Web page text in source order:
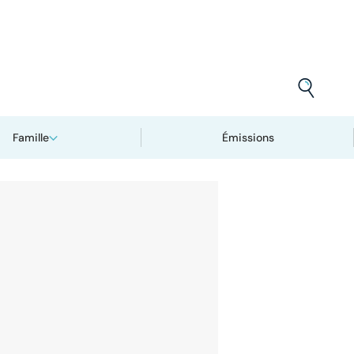
Famille Émissions